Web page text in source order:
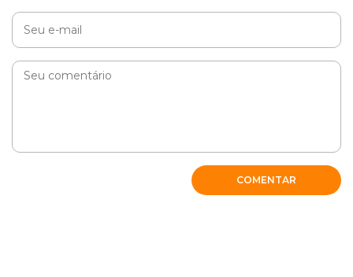
COMENTAR